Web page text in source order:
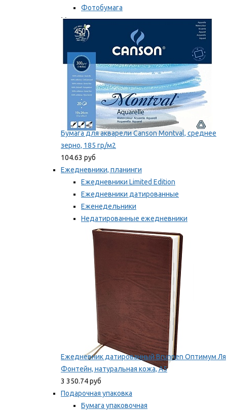
Фотобумага
Мы рекомендуем
Бумага для акварели Canson Montval, среднее
зерно, 185 гр/м2
104.63 руб
Ежедневники, планинги
Ежедневники Limited Edition
Ежедневники датированные
Еженедельники
Недатированные ежедневники
Планинги
Мы рекомендуем
Ежедневник датированный Brunnen Оптимум Ля
Фонтейн, натуральная кожа, А5
3 350.74 руб
Подарочная упаковка
Бумага упаковочная